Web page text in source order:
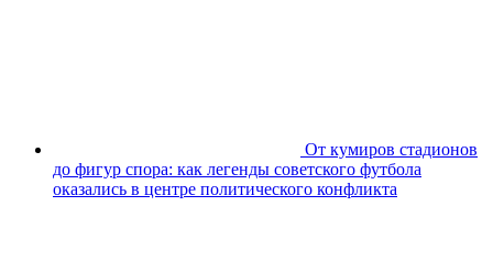
От кумиров стадионов
до фигур спора: как легенды советского футбола
оказались в центре политического конфликта